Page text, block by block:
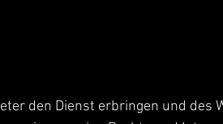
den Dienst erbringen und des